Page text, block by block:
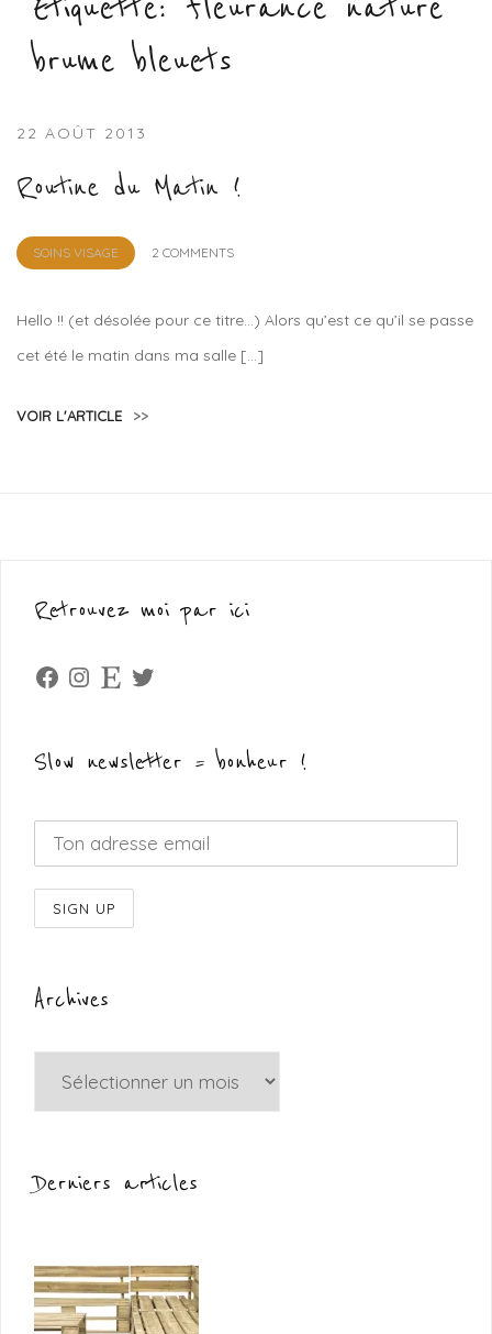
brume bleuets
22 AOÛT 2013
Routine du Matin !
SOINS VISAGE
by
2 COMMENTS
Hello !! (et désolée pour ce titre…) Alors qu’est ce qu’il se passe
cet été le matin dans ma salle […]
VOIR L'ARTICLE >>
Retrouvez moi par ici
Facebook
Instagram
Etsy Twitter
Slow newsletter = bonheur !
Archives
Derniers articles